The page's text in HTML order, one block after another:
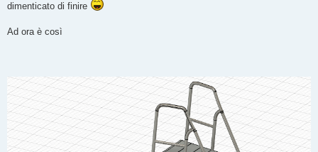
dimenticato di finire
Ad ora è così